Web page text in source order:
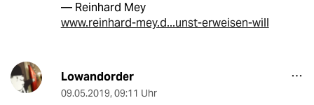
— Reinhard Mey
www.reinhard-mey.d...unst-erweisen-will
Lowandorder
09.05.2019, 09:11 Uhr